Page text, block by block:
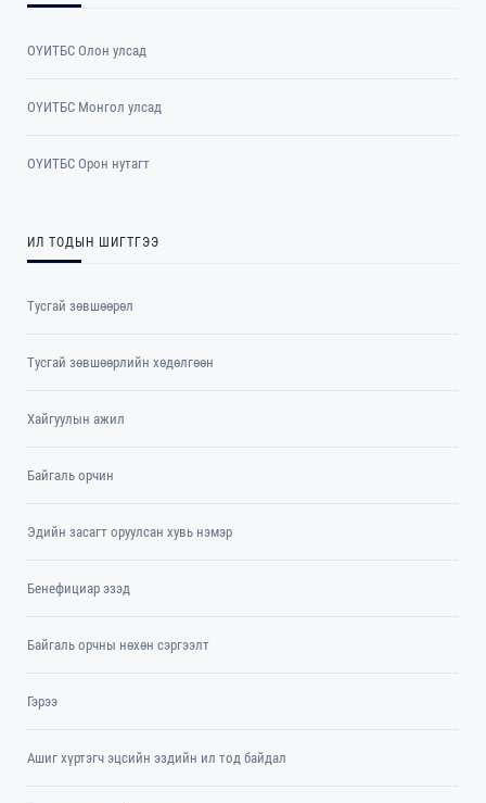
ОҮИТБС Олон улсад
ОYИТБС Монгол улсад
ОYИТБС Орон нутагт
ИЛ ТОДЫН ШИГТГЭЭ
Тусгай зөвшөөрөл
Тусгай зөвшөөрлийн хөдөлгөөн
Хайгуулын ажил
Байгаль орчин
Эдийн засагт оруулсан хувь нэмэр
Бенефициар эзэд
Байгаль орчны нөхөн сэргээлт
Гэрээ
Ашиг хүртэгч эцсийн эздийн ил тод байдал